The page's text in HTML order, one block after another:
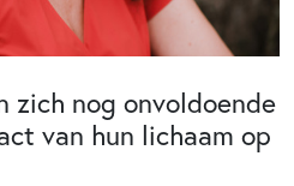
zich nog onvoldoende
van hun lichaam op